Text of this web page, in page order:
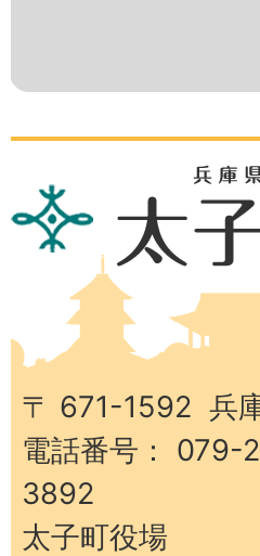
兵
庫
子
町
〒 671-1592 兵
電話番号：
3892
太子町役場